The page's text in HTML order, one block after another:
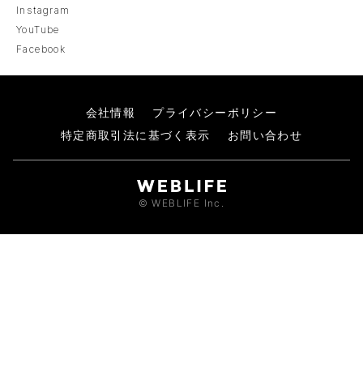
Instagram
YouTube
Facebook
会社情報
プライバシーポリシー
特定商取引法に基づく表示
お問い合わせ
© WEBLIFE Inc.